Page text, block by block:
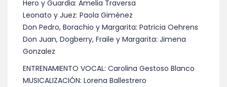
Hero y Guardia: Amelia Traversa
Leonato y Juez: Paola Giménez
Don Pedro, Borachio y Margarita: Patricia Oehrens
Don Juan, Dogberry, Fraile y Margarita: Jimena
Gonzalez
ENTRENAMIENTO VOCAL: Carolina Gestoso Blanco
MUSICALIZACIÓN: Lorena Ballestrero